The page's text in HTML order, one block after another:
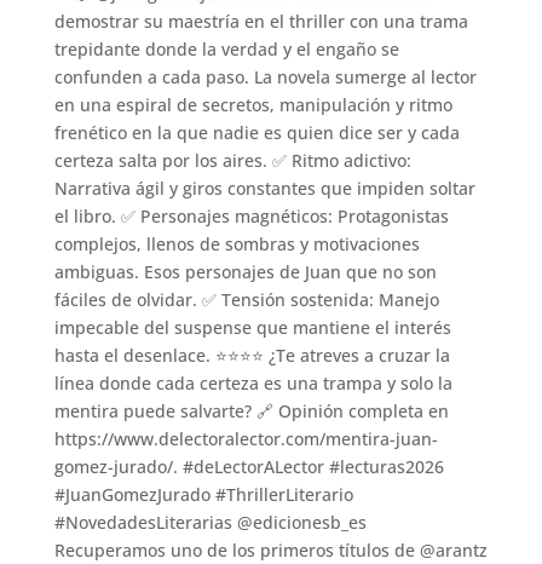
📖 @juangomezjurado con Mentira vuelve a
demostrar